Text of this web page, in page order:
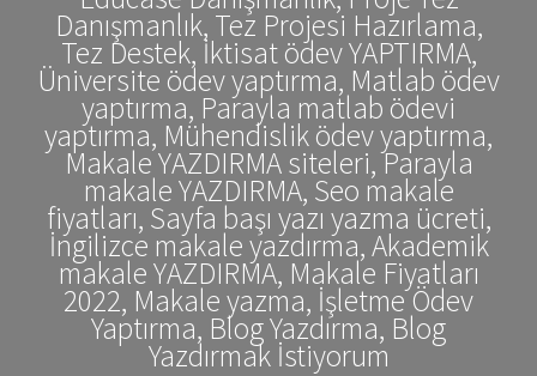
Danışmanlık, Tez Projesi Hazırlama,
Tez Destek, İktisat ödev YAPTIRMA,
Üniversite ödev yaptırma, Matlab ödev
yaptırma, Parayla matlab ödevi
yaptırma, Mühendislik ödev yaptırma,
Makale YAZDIRMA siteleri, Parayla
makale YAZDIRMA, Seo makale
fiyatları, Sayfa başı yazı yazma ücreti,
İngilizce makale yazdırma, Akademik
makale YAZDIRMA, Makale Fiyatları
2022, Makale yazma, İşletme Ödev
Yaptırma, Blog Yazdırma, Blog
Yazdırmak İstiyorum